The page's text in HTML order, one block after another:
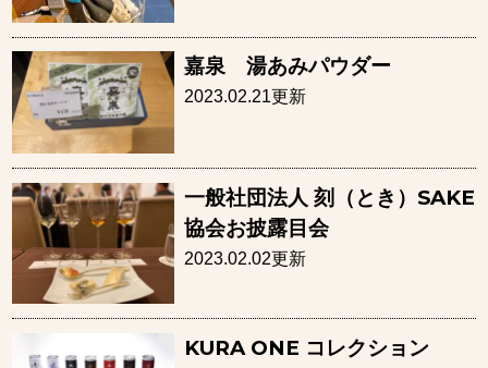
嘉泉 湯あみパウダー
2023.02.21更新
一般社団法人 刻（とき）SAKE
協会お披露目会
2023.02.02更新
KURA ONE コレクション